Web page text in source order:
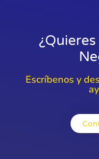
Escríbenos y